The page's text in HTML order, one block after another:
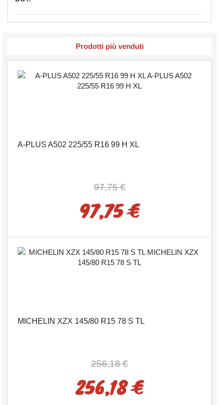
Prodotti più venduti
A-PLUS A502 225/55 R16 99 H XL
97,75 €
97,75 €
MICHELIN XZX 145/80 R15 78 S TL
256,18 €
256,18 €